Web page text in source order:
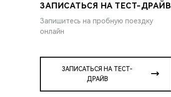
ЗАПИСАТЬСЯ НА ТЕСТ-ДРАЙВ
Запишитесь на пробную поездку
онлайн
ЗАПИСАТЬСЯ НА ТЕСТ-
ДРАЙВ